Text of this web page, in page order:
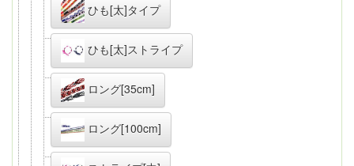
ひも[太]タイプ
ひも[太]ストライプ
ロング[35cm]
ロング[100cm]